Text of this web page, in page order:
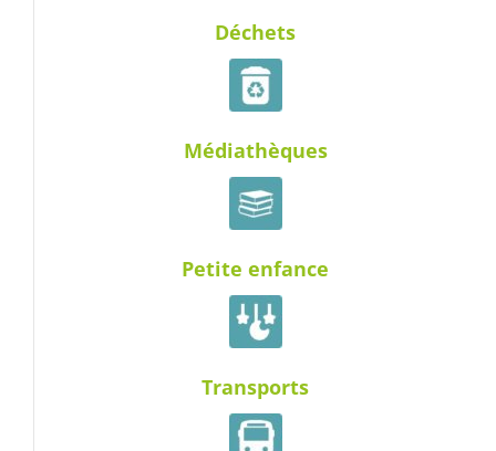
Déchets
Médiathèques
Petite enfance
Transports